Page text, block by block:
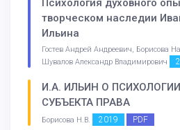
Психология духовного
творческом наследии
Ильина
Гостев Андрей Андреевич, Борисова
Шувалов Александр Владимирович
И.А. ИЛЬИН О
СУБЪЕКТА ПРАВА
Борисова Н.В. 2019 PDF